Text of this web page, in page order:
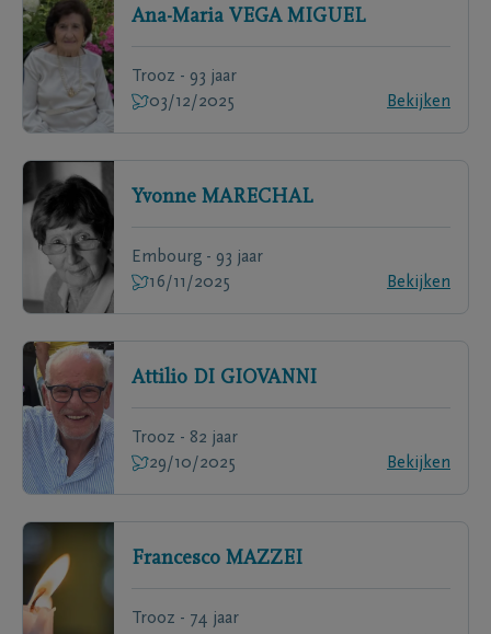
Ana-Maria VEGA MIGUEL
Trooz - 93 jaar
03/12/2025
Bekijken
Yvonne MARECHAL
Embourg - 93 jaar
16/11/2025
Bekijken
Attilio DI GIOVANNI
Trooz - 82 jaar
29/10/2025
Bekijken
Francesco MAZZEI
Trooz - 74 jaar